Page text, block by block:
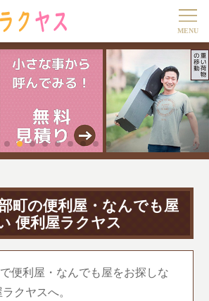
町の便利屋・なんでも屋
便利屋ラクヤス
便利屋・なんでも屋をお探しな
クヤスへ。